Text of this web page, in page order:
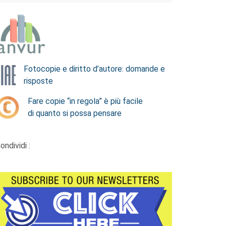
Fotocopie e diritto d’autore: domande e
risposte
Fare copie “in regola” è più facile
di quanto si possa pensare
: